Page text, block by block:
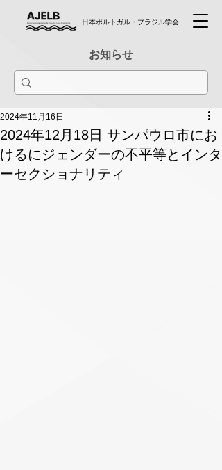
日本ポルトガル・ブラジル学会
お知らせ
2024年12月18日 サンパウロ市にお
けるにジェンダーの不平等とインタ
ーセクショナリティ
2024年11月16日